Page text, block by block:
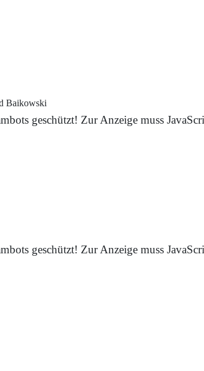
Baikowski
geschützt! Zur Anzeige muss
geschützt! Zur Anzeige muss